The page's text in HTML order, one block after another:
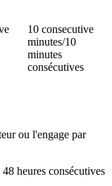
10 consecutive
minutes/10
minutes
consécutives
ou l'engage par
heures consécutives